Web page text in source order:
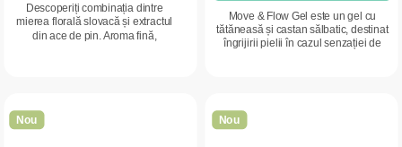
Descoperiți combinația dintre
mierea florală slovacă și extractul
din ace de pin. Aroma fină,
Move & Flow Gel este un gel cu
tătăneasă și castan sălbatic, destinat
îngrijirii pielii în cazul senzației de
Nou Nou